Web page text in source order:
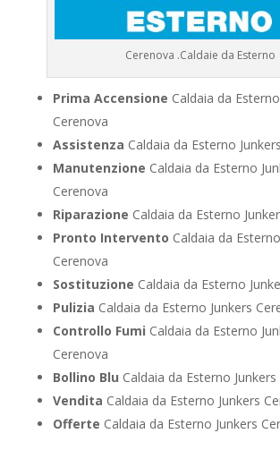
Cerenova .Caldaie da Esterno
Prima Accensione Caldaia da
Cerenova
Assistenza Caldaia da Esterno
Manutenzione Caldaia da Esterno
Cerenova
Riparazione Caldaia da Esterno
Pronto Intervento Caldaia da
Cerenova
Sostituzione Caldaia da Esterno
Pulizia Caldaia da Esterno Junkers
Controllo Fumi Caldaia da Esterno
Cerenova
Bollino Blu Caldaia da Esterno
Vendita Caldaia da Esterno Junkers
Offerte Caldaia da Esterno Junkers